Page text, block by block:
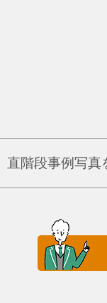
直階段事例写真